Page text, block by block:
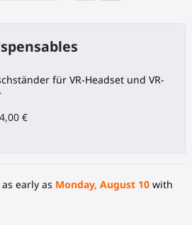
für VR-Headset und VR-
€
early as Monday, August 10with